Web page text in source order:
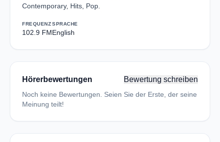
Contemporary, Hits, Pop.
FREQUENZ
102.9 FM
SPRACHE
English
Hörerbewertungen Bewertung schreiben
Noch keine Bewertungen. Seien Sie der Erste, der seine
Meinung teilt!